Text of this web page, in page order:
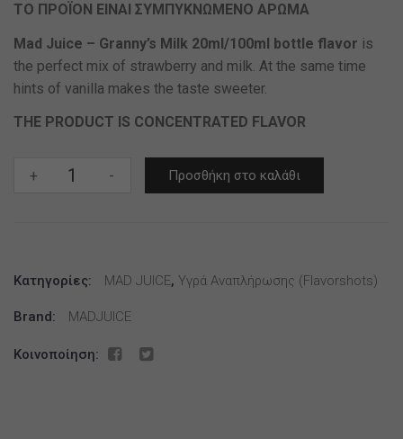
TO ΠΡΟΪΟΝ ΕΙΝΑΙ ΣΥΜΠΥΚΝΩΜΕΝΟ ΑΡΩΜΑ
Mad Juice – Granny’s Milk 20ml/100ml bottle flavor is
the perfect mix of strawberry and milk. At the same time
hints of vanilla makes the taste sweeter.
THE PRODUCT IS CONCENTRATED FLAVOR
+
Mad
20ml/100ml
flavor
ποσότητα
- Προσθήκη στο καλάθι
Κατηγορίες: MAD JUICE, Υγρά Αναπλήρωσης (flavorshots)
Brand: MADJUICE
Κοινοποίηση: